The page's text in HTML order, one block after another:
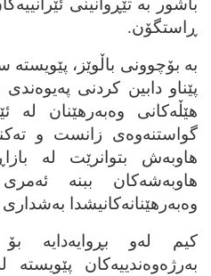
باشور به‌ تێڕوانینی
ڕاستگۆن.
به‌ بۆچوونی باڵوێز،
پێناو دابین کردنی
هێڵه‌کانی وه‌به‌رهێنان له‌
گواستنه‌وه‌ی زانست و
هاوبه‌ش بتوانرێت له‌
هاوبه‌شه‌کان ببنه‌
وه‌به‌رهێنانه‌کانیشدا
کیم له‌و بڕوایه‌دایه‌
به‌رژه‌وه‌ندییه‌کان